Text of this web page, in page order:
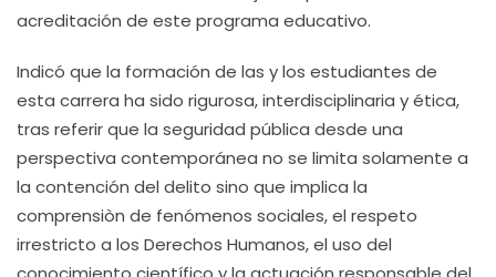
acreditación de este programa educativo.
Indicó que la formación de las y los estudiantes de
esta carrera ha sido rigurosa, interdisciplinaria y ética,
tras referir que la seguridad pública desde una
perspectiva contemporánea no se limita solamente a
la contención del delito sino que implica la
comprensiòn de fenómenos sociales, el respeto
irrestricto a los Derechos Humanos, el uso del